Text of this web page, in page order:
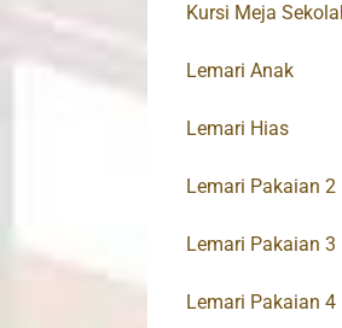
Kursi Meja
Lemari Anak
Lemari Hias
Lemari Pakaian 2
Lemari Pakaian 3
Lemari Pakaian 4